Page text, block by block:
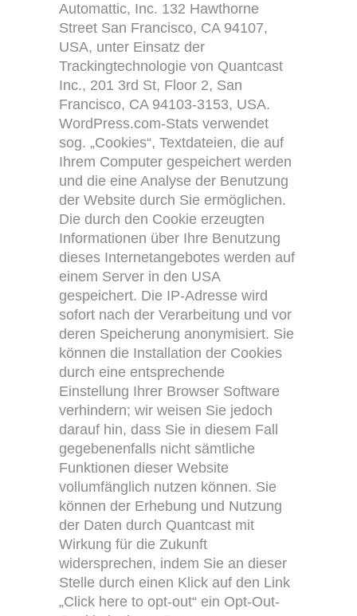
Automattic, Inc. 132 Hawthorne
Street San Francisco, CA 94107,
USA, unter Einsatz der
Trackingtechnologie von Quantcast
Inc., 201 3rd St, Floor 2, San
Francisco, CA 94103-3153, USA.
WordPress.com-Stats verwendet
sog. „Cookies“, Textdateien, die auf
Ihrem Computer gespeichert werden
und die eine Analyse der Benutzung
der Website durch Sie ermöglichen.
Die durch den Cookie erzeugten
Informationen über Ihre Benutzung
dieses Internetangebotes werden auf
einem Server in den USA
gespeichert. Die IP-Adresse wird
sofort nach der Verarbeitung und vor
deren Speicherung anonymisiert. Sie
können die Installation der Cookies
durch eine entsprechende
Einstellung Ihrer Browser Software
verhindern; wir weisen Sie jedoch
darauf hin, dass Sie in diesem Fall
gegebenenfalls nicht sämtliche
Funktionen dieser Website
vollumfänglich nutzen können. Sie
können der Erhebung und Nutzung
der Daten durch Quantcast mit
Wirkung für die Zukunft
widersprechen, indem Sie an dieser
Stelle durch einen Klick auf den Link
„Click here to opt-out“ ein Opt-Out-